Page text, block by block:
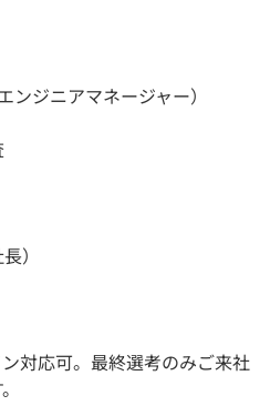
ジニアマネージャー）
）
対応可。最終選考のみご来社